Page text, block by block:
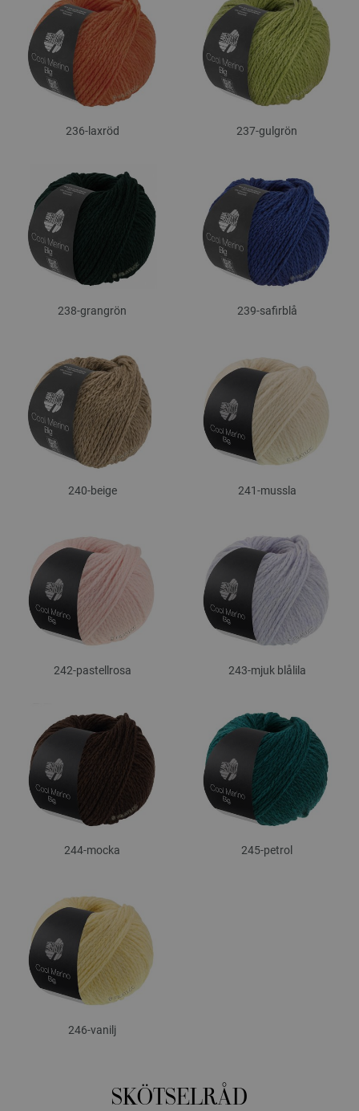
236-laxröd 237-gulgrön
238-grangrön 239-safirblå
240-beige 241-mussla
242-pastellrosa 243-mjuk blålila
244-mocka 245-petrol
246-vanilj
SKÖTSELRÅD